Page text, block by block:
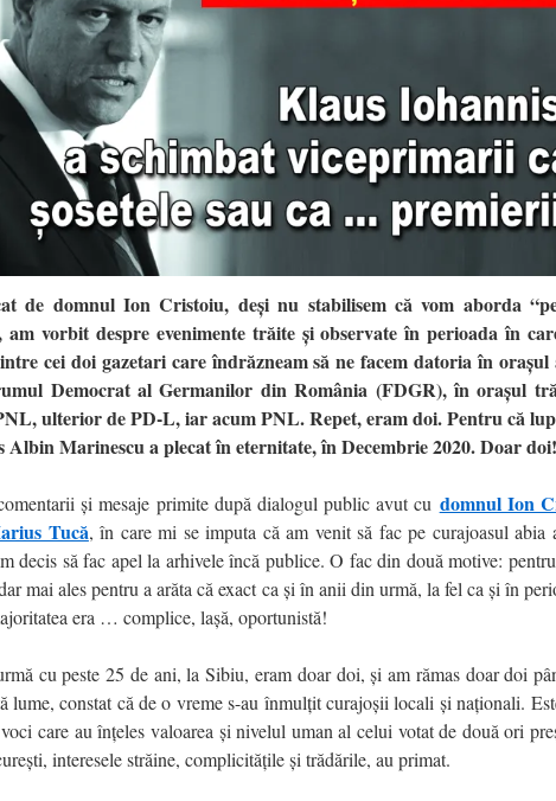
de domnul Ion Cristoiu, deși nu stabilisem că vom aborda
am vorbit despre evenimente trăite și observate în perioada în
cei doi gazetari care îndrăzneam să ne facem datoria în orașul
Democrat al Germanilor din România (FDGR), în orașul
ulterior de PD-L, iar acum PNL. Repet, eram doi. Pentru că
Albin Marinescu a plecat în eternitate, în Decembrie 2020. Doar doi!
și mesaje primite după dialogul public avut cu domnul Ion
Tucă, în care mi se imputa că am venit să fac pe curajoasul abia
decis să fac apel la arhivele încă publice. O fac din două motive:
mai ales pentru a arăta că exact ca și în anii din urmă, la fel ca și în
era … complice, lașă, oportunistă!
cu peste 25 de ani, la Sibiu, eram doar doi, și am rămas doar doi
lume, constat că de o vreme s-au înmulțit curajoșii locali și naționali.
care au înțeles valoarea și nivelul uman al celui votat de două ori
interesele străine, complicitățile și trădările, au primat.